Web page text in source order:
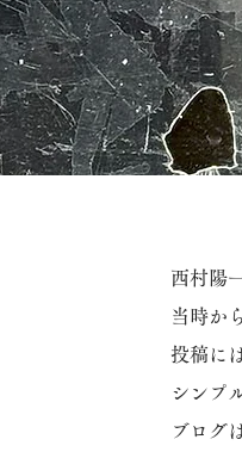
西村陽
当時か
投稿に
シンプ
ブログ